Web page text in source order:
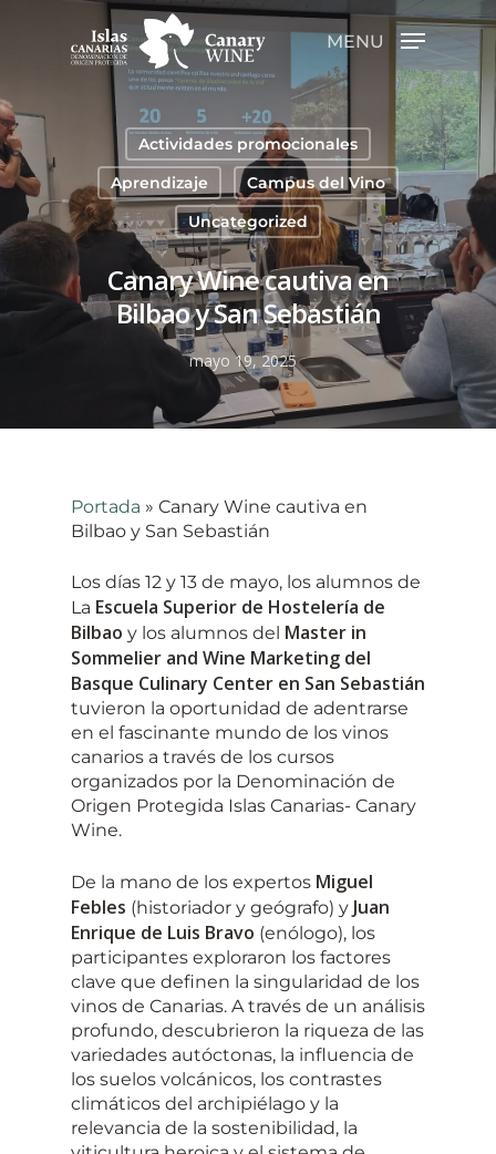
Hit enter to search or ESC to close
MENU
Actividades promocionales
Aprendizaje
Campus del Vino
Uncategorized
Canary Wine cautiva en
Bilbao y San Sebastián
mayo 19, 2025
Portada » Canary Wine cautiva en
Bilbao y San Sebastián
Los días 12 y 13 de mayo, los alumnos de
La Escuela Superior de Hostelería de
Bilbao y los alumnos del Master in
Sommelier and Wine Marketing del
Basque Culinary Center en San Sebastián
tuvieron la oportunidad de adentrarse
en el fascinante mundo de los vinos
canarios a través de los cursos
organizados por la Denominación de
Origen Protegida Islas Canarias- Canary
Wine.
De la mano de los expertos Miguel
Febles (historiador y geógrafo) y Juan
Enrique de Luis Bravo (enólogo), los
participantes exploraron los factores
clave que definen la singularidad de los
vinos de Canarias. A través de un análisis
profundo, descubrieron la riqueza de las
variedades autóctonas, la influencia de
los suelos volcánicos, los contrastes
climáticos del archipiélago y la
relevancia de la sostenibilidad, la